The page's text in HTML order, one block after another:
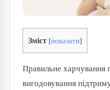
Зміст [показати]
Правильне харчування
вигодовування